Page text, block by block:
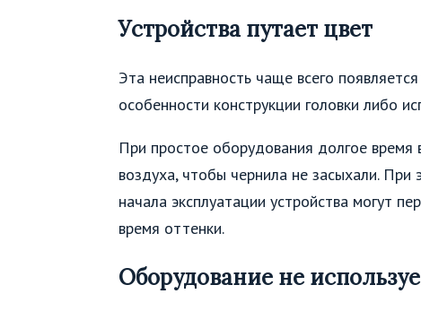
Устройства путает цвет
Эта неисправность чаще всего
особенности конструкции головки либо
При простое оборудования долгое время
воздуха, чтобы чернила не засыхали.
начала эксплуатации устройства могут
время оттенки.
Оборудование не